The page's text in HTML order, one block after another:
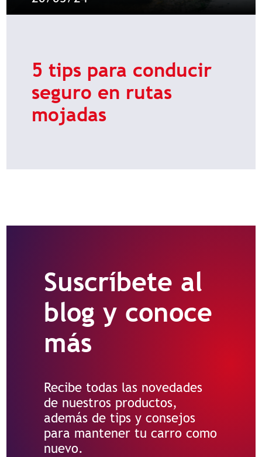
5 tips para conducir
seguro en rutas
mojadas
Suscríbete al
blog y conoce
más
Recibe todas las novedades
de nuestros productos,
además de tips y consejos
para mantener tu carro como
nuevo.